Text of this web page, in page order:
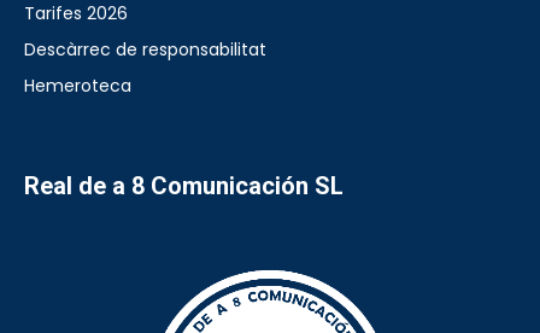
Tarifes 2026
Descàrrec de responsabilitat
Hemeroteca
Real de a 8 Comunicación SL